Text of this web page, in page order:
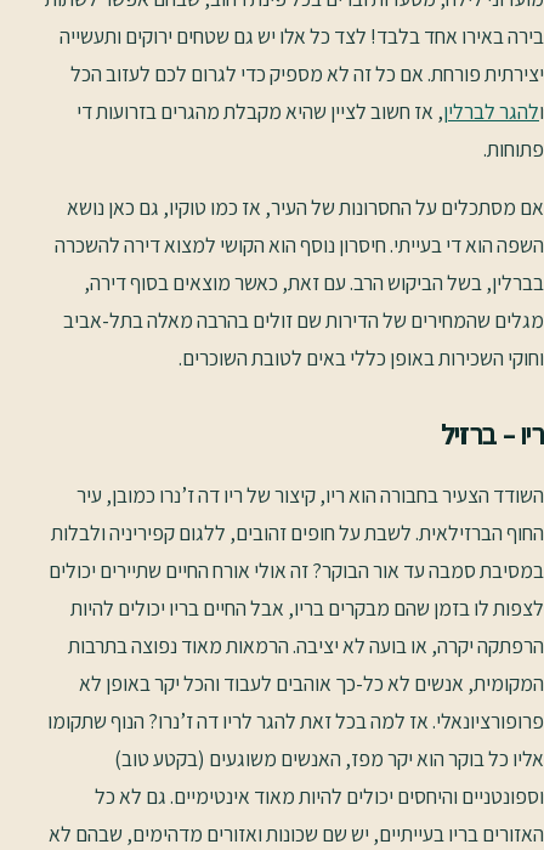
בירה באירו אחד בלבד! לצד כל אלו יש גם שטחים ירוקים ותעשייה
יצירתית פורחת. אם כל זה לא מספיק כדי לגרום לכם לעזוב הכל
ולהגר לברלין, אז חשוב לציין שהיא מקבלת מהגרים בזרועות די
פתוחות.
אם מסתכלים על החסרונות של העיר, אז כמו טוקיו, גם כאן נושא
השפה הוא די בעייתי. חיסרון נוסף הוא הקושי למצוא דירה להשכרה
בברלין, בשל הביקוש הרב. עם זאת, כאשר מוצאים בסוף דירה,
מגלים שהמחירים של הדירות שם זולים בהרבה מאלה בתל-אביב
וחוקי השכירות באופן כללי באים לטובת השוכרים.
ריו – ברזיל
השודד הצעיר בחבורה הוא ריו, קיצור של ריו דה ז’נרו כמובן, עיר
החוף הברזילאית. לשבת על חופים זהובים, ללגום קפיריניה ולבלות
במסיבת סמבה עד אור הבוקר? זה אולי אורח החיים שתיירים יכולים
לצפות לו בזמן שהם מבקרים בריו, אבל החיים בריו יכולים להיות
הרפתקה יקרה, או בועה לא יציבה. הרמאות מאוד נפוצה בתרבות
המקומית, אנשים לא כל-כך אוהבים לעבוד והכל יקר באופן לא
פרופורציונאלי. אז למה בכל זאת להגר לריו דה ז’נרו? הנוף שתקומו
אליו כל בוקר הוא יקר מפז, האנשים משוגעים (בקטע טוב)
וספונטניים והיחסים יכולים להיות מאוד אינטימיים. גם לא כל
האזורים בריו בעייתיים, יש שם שכונות ואזורים מדהימים, שבהם לא